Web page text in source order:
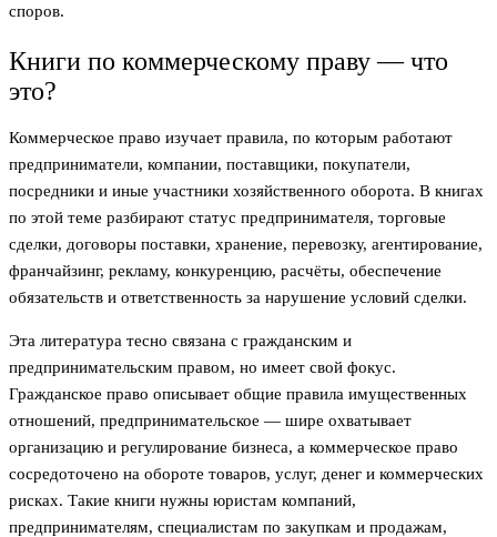
споров.
Книги по коммерческому праву — что
это?
Коммерческое право изучает правила, по которым работают
предприниматели, компании, поставщики, покупатели,
посредники и иные участники хозяйственного оборота. В книгах
по этой теме разбирают статус предпринимателя, торговые
сделки, договоры поставки, хранение, перевозку, агентирование,
франчайзинг, рекламу, конкуренцию, расчёты, обеспечение
обязательств и ответственность за нарушение условий сделки.
Эта литература тесно связана с гражданским и
предпринимательским правом, но имеет свой фокус.
Гражданское право описывает общие правила имущественных
отношений, предпринимательское — шире охватывает
организацию и регулирование бизнеса, а коммерческое право
сосредоточено на обороте товаров, услуг, денег и коммерческих
рисках. Такие книги нужны юристам компаний,
предпринимателям, специалистам по закупкам и продажам,